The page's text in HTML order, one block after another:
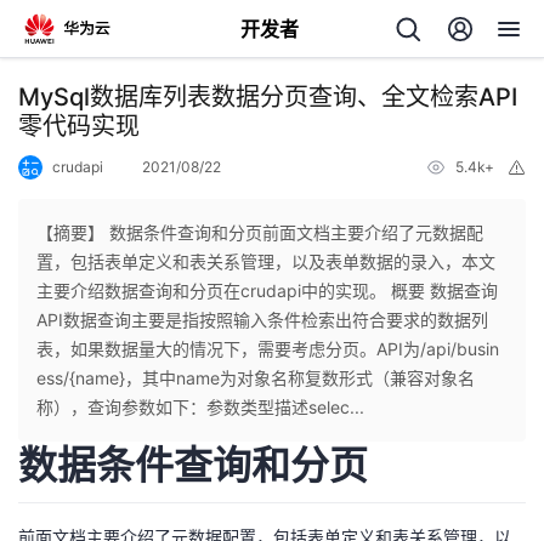
开发者
返
回
个
人
主
页
我
的
开
发
MySql数据库列表数据分页查询、全文检索API
零代码实现
crudapi 2021/08/22 5.4k+
【摘要】 数据条件查询和分页前面文档主要介绍了元数据配
置，包括表单定义和表关系管理，以及表单数据的录入，本文
主要介绍数据查询和分页在crudapi中的实现。 概要 数据查询
API数据查询主要是指按照输入条件检索出符合要求的数据列
表，如果数据量大的情况下，需要考虑分页。API为/api/busin
ess/{name}，其中name为对象名称复数形式（兼容对象名
称），查询参数如下：参数类型描述selec...
数据条件查询和分页
前面文档主要介绍了元数据配置，包括表单定义和表关系管理，以